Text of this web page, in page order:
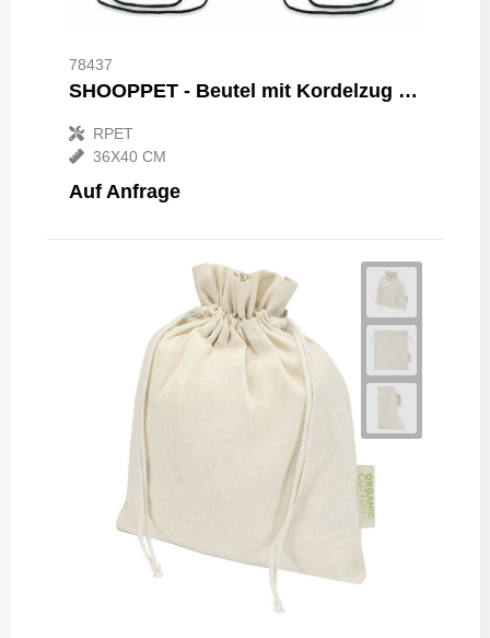
78437
SHOOPPET - Beutel mit Kordelzug 190T RPET
RPET
36X40 CM
Auf Anfrage